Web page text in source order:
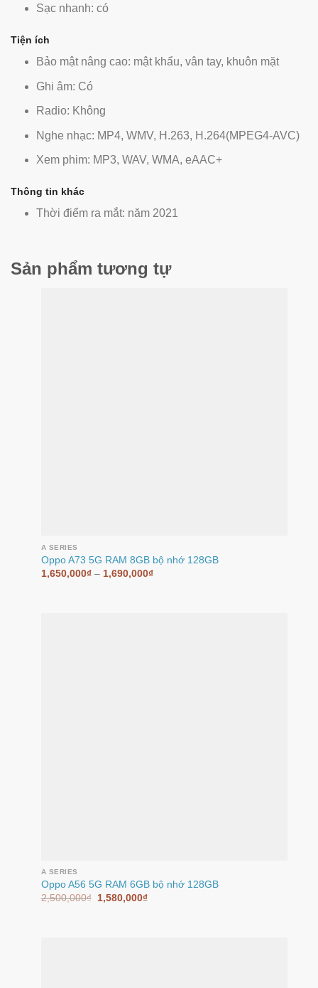
Sạc nhanh: có
Tiện ích
Bảo mật nâng cao: mật khẩu, vân tay, khuôn mặt
Ghi âm: Có
Radio: Không
Nghe nhạc: MP4, WMV, H.263, H.264(MPEG4-AVC)
Xem phim: MP3, WAV, WMA, eAAC+
Thông tin khác
Thời điểm ra mắt: năm 2021
Sản phẩm tương tự
A SERIES
Oppo A73 5G RAM 8GB bộ nhớ 128GB
1,650,000₫– 1,690,000₫
A SERIES
Oppo A56 5G RAM 6GB bộ nhớ 128GB
2,500,000₫ 1,580,000₫